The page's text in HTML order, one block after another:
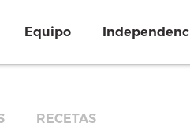
Equipo
RECETAS